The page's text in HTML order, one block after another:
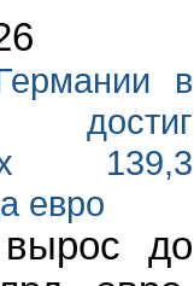
в
139,3
евро
до